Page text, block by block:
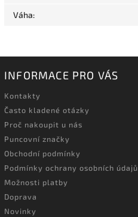
Váha:
INFORMACE PRO VÁS
Kontakty
Často kladené otázky
Proč nakoupit u nás
Puncovní značky
Obchodní podmínky
Podmínky ochrany osobních údajů
Možnosti platby
Doprava
Novinky